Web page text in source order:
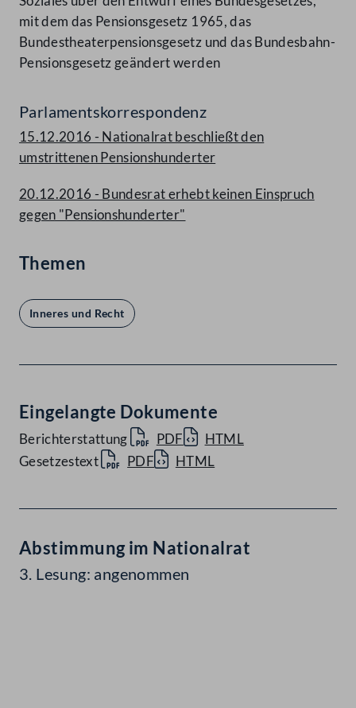
mit dem das Pensionsgesetz 1965, das
Bundestheaterpensionsgesetz und das Bundesbahn-
Pensionsgesetz geändert werden
Parlamentskorrespondenz
15.12.2016 - Nationalrat beschließt den
umstrittenen Pensionshunderter
20.12.2016 - Bundesrat erhebt keinen Einspruch
gegen "Pensionshunderter"
Themen
Inneres und Recht
Eingelangte Dokumente
Berichterstattung PDF
HTML
Gesetzestext
PDF HTML
Abstimmung im Nationalrat
3. Lesung: angenommen